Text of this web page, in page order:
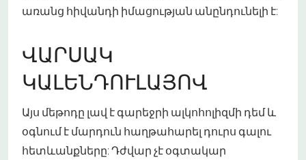
առանց հիվանդի իմացության անընդունելի է:
ՎԱՐՍԱԿ
ԿԱԼԵՆԴՈՒԼԱՅՈՎ
Այս մեթոդը լավ է գարեջրի ալկոհոլիզմի դեմ և
օգնում է մարդուն հաղթահարել դուրս գալու
հետևանքները: Դժվար չէ օգտակար